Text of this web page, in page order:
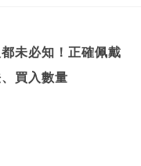
未必知！正確佩戴
買入數量